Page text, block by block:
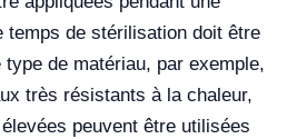
temps de stérilisation doit être
de matériau, par exemple,
très résistants à la chaleur,
peuvent être utilisées